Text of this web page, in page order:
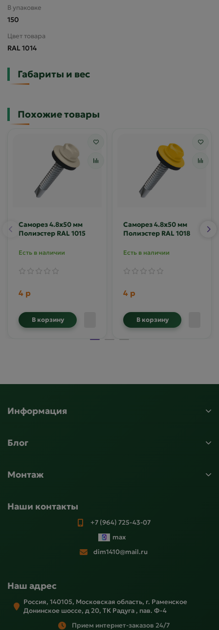
В упаковке
150
Цвет товара
RAL 1014
Габариты и вес
Похожие товары
Саморез 4.8х50 мм
Полиэстер RAL 1015
Есть в наличии
4 р
В корзину
Саморез 4.8х50 мм
Полиэстер RAL 1018
Есть в наличии
4 р
В корзину
Информация
Блог
Монтаж
Наши контакты
+7 (964) 725-43-07
max
dim1410@mail.ru
Наш адрес
Россия, 140105, Московская область, г. Раменское
Донинское шоссе, д 20, ТК Радуга , пав. Ф-4
Прием интернет-заказов 24/7